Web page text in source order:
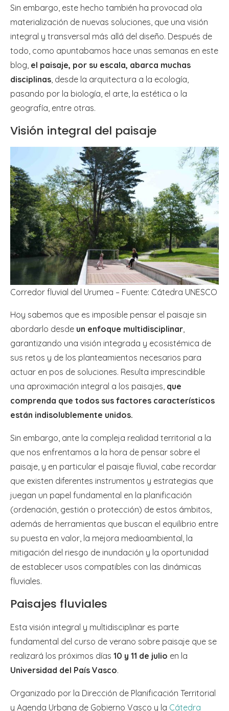
Sin embargo, este hecho también ha provocad ola
materialización de nuevas soluciones, que una visión
integral y transversal más allá del diseño. Después de
todo, como apuntabamos hace unas semanas en este
blog, el paisaje, por su escala, abarca muchas
disciplinas , desde la arquitectura a la ecología,
pasando por la biología, el arte, la estética o la
geografía, entre otras.
Visión integral del paisaje
Corredor fluvial del Urumea – Fuente: Cátedra UNESCO
Hoy sabemos que es imposible pensar el paisaje sin
abordarlo desde un enfoque multidisciplinar
garantizando una visión integrada y ecosistémica de
sus retos y de los planteamientos necesarios para
actuar en pos de soluciones. Resulta imprescindible
una aproximación integral a los paisajes, que
comprenda que todos sus factores característicos
están indisolublemente unidos.
Sin embargo, ante la compleja realidad territorial a la
que nos enfrentamos a la hora de pensar sobre el
paisaje, y en particular el paisaje fluvial, cabe recordar
que existen diferentes instrumentos y estrategias que
juegan un papel fundamental en la planificación
(ordenación, gestión o protección) de estos ámbitos,
además de herramientas que buscan el equilibrio entre
su puesta en valor, la mejora medioambiental, la
mitigación del riesgo de inundación y la oportunidad
de establecer usos compatibles con las dinámicas
fluviales.
Paisajes fluviales
Esta visión integral y multidisciplinar es parte
fundamental del curso de verano sobre paisaje que se
realizará los próximos días 10 y 11 de julio en la
Universidad del País Vasco.
Organizado por la Dirección de Planificación Territorial
y Agenda Urbana de Gobierno Vasco y la Cátedra